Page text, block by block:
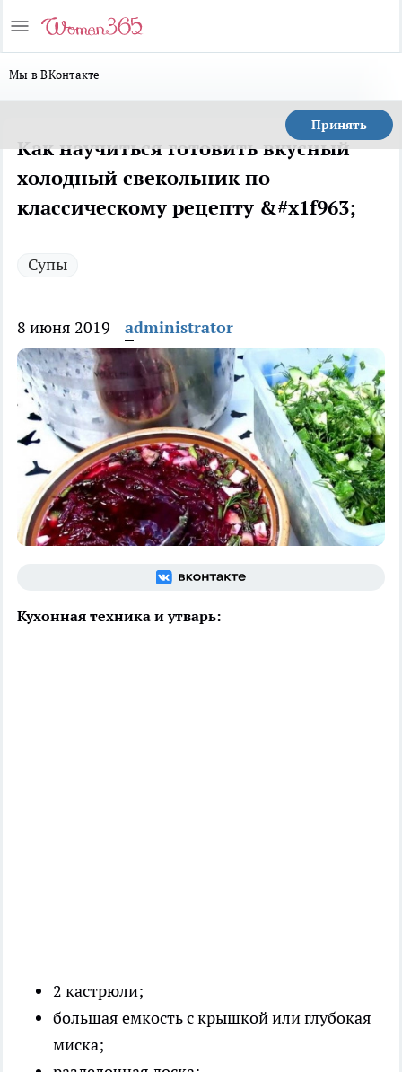
Мы в ВКонтакте
Принять
Как научиться готовить вкусный
холодный свекольник по
классическому рецепту &#x1f963;
Супы
8 июня 2019 administrator
Кухонная техника и утварь:
2 кастрюли;
большая емкость с крышкой или глубокая
миска;